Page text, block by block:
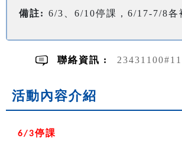
備註: 6/3、6/10停課，6/17-7/8各
聯絡資訊 :
活動內容介紹
6/3停課